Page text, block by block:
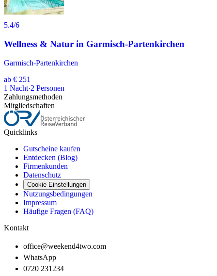
5.4/6
Wellness & Natur in Garmisch-Partenkirchen
Garmisch-Partenkirchen
ab € 251
1 Nacht·2 Personen
Zahlungsmethoden
Mitgliedschaften
Quicklinks
Gutscheine kaufen
Entdecken (Blog)
Firmenkunden
Datenschutz
Cookie-Einstellungen
Nutzungsbedingungen
Impressum
Häufige Fragen (FAQ)
Kontakt
office@weekend4two.com
WhatsApp
0720 231234